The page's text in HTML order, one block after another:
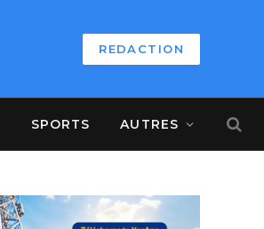
REDACTION
SPORTS AUTRES